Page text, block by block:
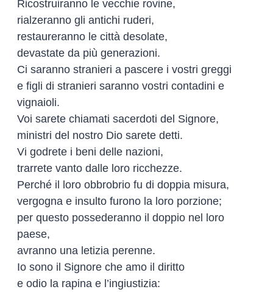
Ricostruiranno le vecchie rovine,
rialzeranno gli antichi ruderi,
restaureranno le città desolate,
devastate da più generazioni.
Ci saranno stranieri a pascere i vostri greggi
e figli di stranieri saranno vostri contadini e
vignaioli.
Voi sarete chiamati sacerdoti del Signore,
ministri del nostro Dio sarete detti.
Vi godrete i beni delle nazioni,
trarrete vanto dalle loro ricchezze.
Perché il loro obbrobrio fu di doppia misura,
vergogna e insulto furono la loro porzione;
per questo possederanno il doppio nel loro
paese,
avranno una letizia perenne.
Io sono il Signore che amo il diritto
e odio la rapina e l’ingiustizia: